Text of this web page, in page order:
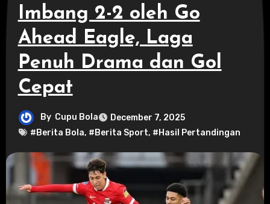
Imbang 2-2 oleh Go
Ahead Eagle, Laga
Penuh Drama dan Gol
Cepat
By Cupu Bola
December 7, 2025
#Berita Bola, #Berita Sport, #Hasil Pertandingan